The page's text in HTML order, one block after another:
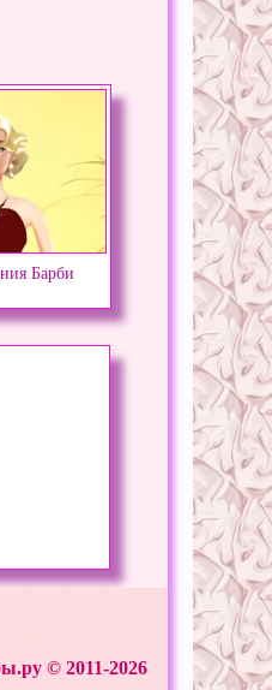
Барби
© 2011-2026